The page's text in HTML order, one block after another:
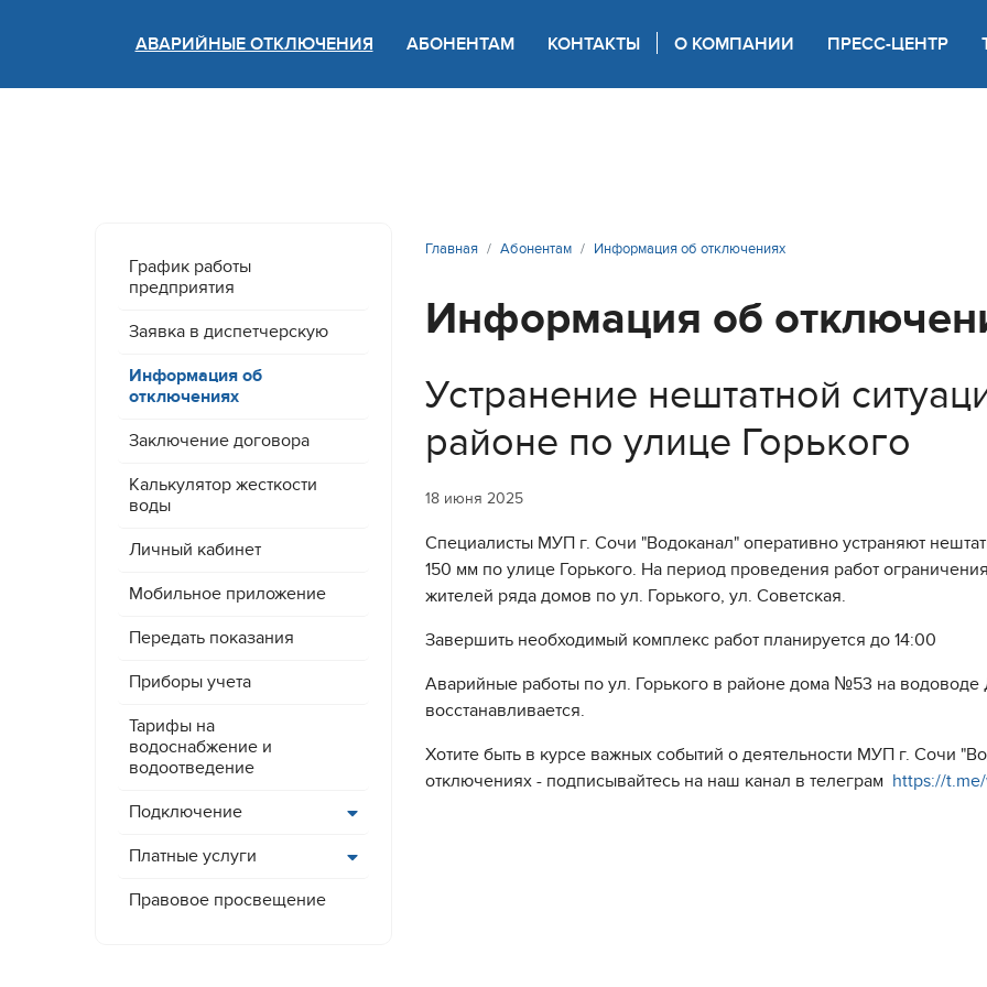
Версия для слабовидящих
АВАРИЙНЫЕ ОТКЛЮЧЕНИЯ АБОНЕНТАМ КОНТАКТЫ О КОМПАНИИ ПРЕСС-ЦЕНТР
График работы
предприятия
Заявка в диспетчерскую
Информация об
отключениях
Заключение договора
Калькулятор жесткости
воды
Личный кабинет
Мобильное приложение
Передать показания
Приборы учета
Тарифы на
водоснабжение и
водоотведение
Подключение
Платные услуги
Правовое просвещение
Главная Абонентам Информация об отключениях
Информация об
Устранение нештатной
районе по улице Горького
18 июня 2025
Специалисты МУП г. Сочи "Водоканал" оперативно устраняют
150 мм по улице Горького. На период проведения работ
жителей ряда домов по ул. Горького, ул. Советская.
Завершить необходимый комплекс работ планируется до 14:00
Аварийные работы по ул. Горького в районе дома №53 на
восстанавливается.
Хотите быть в курсе важных событий о деятельности МУП г. Сочи
отключениях - подписывайтесь на наш канал в телеграм https://